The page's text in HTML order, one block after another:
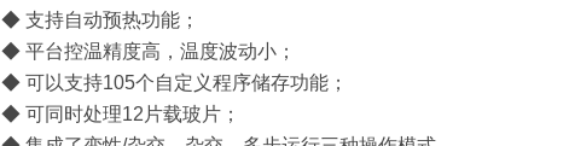
◆ 支持自动预热功能；
◆ 平台控温精度高，温度波动小；
◆ 可以支持105个自定义程序储存功能；
◆ 可同时处理12片载玻片；